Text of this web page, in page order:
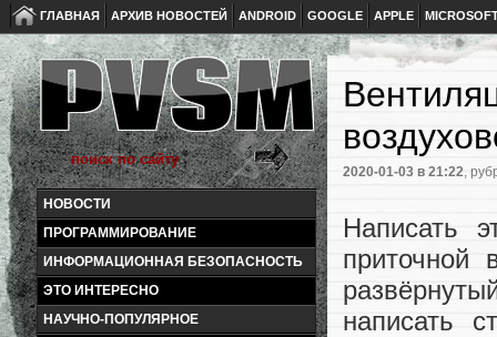
ГЛАВНАЯ АРХИВ НОВОСТЕЙ ANDROID GOOGLE APPLE
НОВОСТИ
ПРОГРАММИРОВАНИЕ
ИНФОРМАЦИОННАЯ БЕЗОПАСНОСТЬ
ЭТО ИНТЕРЕСНО
НАУЧНО-ПОПУЛЯРНОЕ
2020-01-03 в 21:22,
Написать
приточной
написать